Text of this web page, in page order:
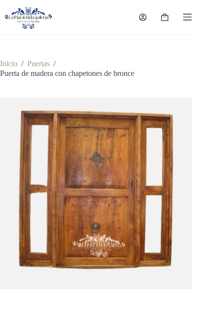
contenido
Carro
Inicio / Puertas /
Puerta de madera con chapetones de bronce